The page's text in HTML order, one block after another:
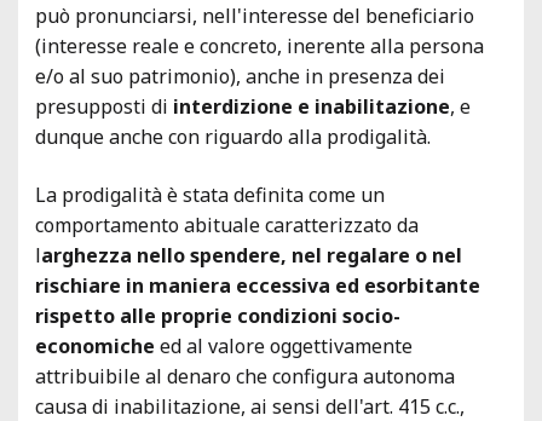
può pronunciarsi, nell'interesse del beneficiario
(interesse reale e concreto, inerente alla persona
e/o al suo patrimonio), anche in presenza dei
presupposti di interdizione e inabilitazione, e
dunque anche con riguardo alla prodigalità.
La prodigalità è stata definita come un
comportamento abituale caratterizzato da
larghezza nello spendere, nel regalare o nel
rischiare in maniera eccessiva ed esorbitante
rispetto alle proprie condizioni socio-
economiche ed al valore oggettivamente
attribuibile al denaro che configura autonoma
causa di inabilitazione, ai sensi dell'art. 415 c.c.,